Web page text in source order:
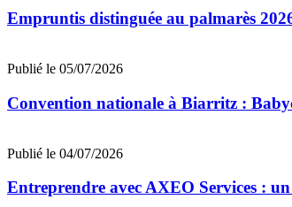
Empruntis distinguée au palmarès
Publié le 05/07/2026
Convention nationale à Biarritz :
Publié le 04/07/2026
Entreprendre avec AXEO Services :